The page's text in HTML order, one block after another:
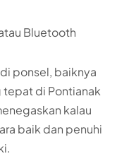
Bluetooth
ponsel, baiknya
tepat di Pontianak
kalau
baik dan penuhi